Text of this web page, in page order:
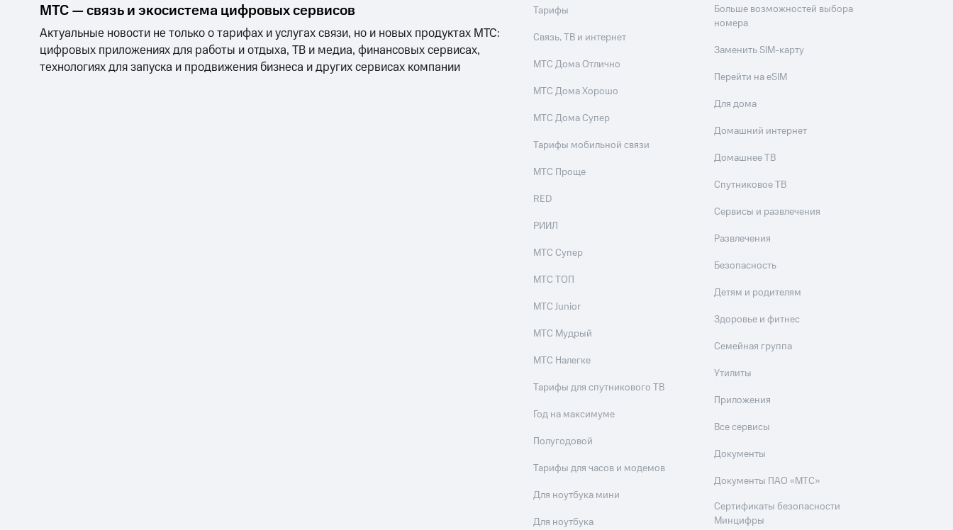
МТС — связь и экосистема цифровых сервисов
Актуальные новости не только о тарифах и услугах связи, но и новых продуктах МТС:
цифровых приложениях для работы и отдыха, ТВ и медиа, финансовых сервисах,
технологиях для запуска и продвижения бизнеса и других сервисах компании
Тарифы
Связь, ТВ и интернет
МТС Дома Отлично
МТС Дома Хорошо
МТС Дома Супер
Тарифы мобильной связи
МТС Проще
RED
РИИЛ
МТС Супер
МТС ТОП
МТС Junior
МТС Мудрый
МТС Налегке
Тарифы для спутникового ТВ
Год на максимуме
Полугодовой
Тарифы для часов и модемов
Для ноутбука мини
Для ноутбука
Больше возможностей выбора
номера
Заменить SIM-карту
Перейти на eSIM
Для дома
Домашний интернет
Домашнее ТВ
Спутниковое ТВ
Сервисы и развлечения
Развлечения
Безопасность
Детям и родителям
Здоровье и фитнес
Семейная группа
Утилиты
Приложения
Все сервисы
Документы
Документы ПАО «МТС»
Сертификаты безопасности
Минцифры